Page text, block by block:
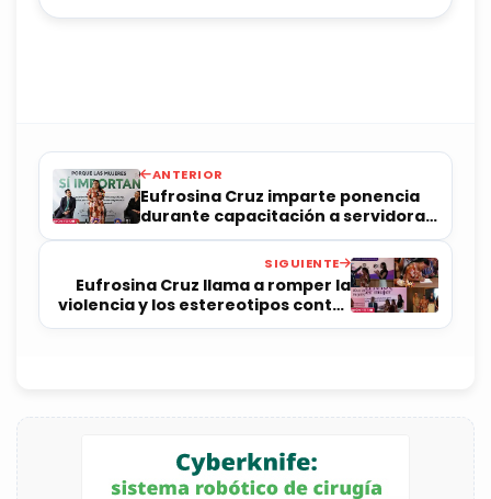
ANTERIOR
Eufrosina Cruz imparte ponencia
durante capacitación a servidoras
públicas
SIGUIENTE
Eufrosina Cruz llama a romper la
violencia y los estereotipos contra
las mujeres